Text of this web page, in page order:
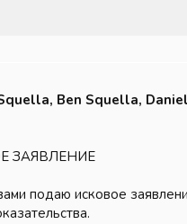
Ben Squella,
ЗАЯВЛЕНИЕ​
подаю исковое